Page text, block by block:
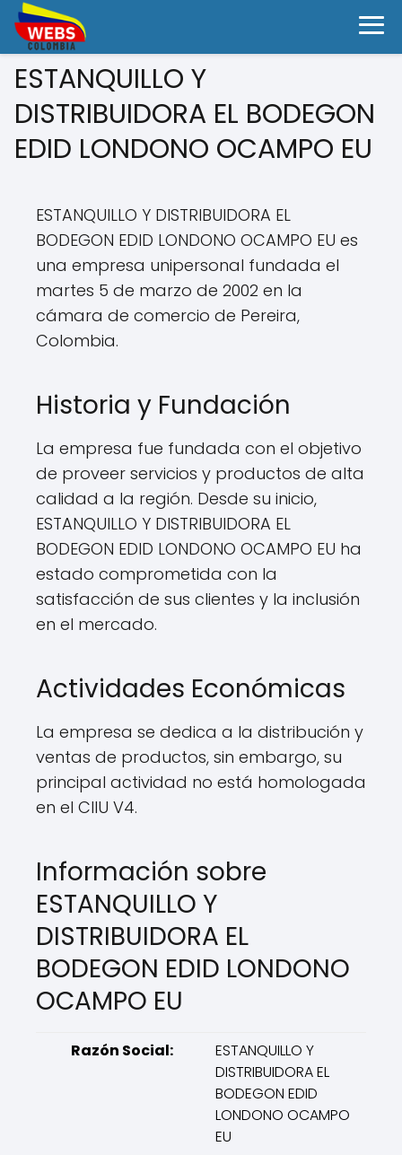
ESTANQUILLO Y
DISTRIBUIDORA EL BODEGON
EDID LONDONO OCAMPO EU
ESTANQUILLO Y DISTRIBUIDORA EL
BODEGON EDID LONDONO OCAMPO EU es
una empresa unipersonal fundada el
martes 5 de marzo de 2002 en la
cámara de comercio de Pereira,
Colombia.
Historia y Fundación
La empresa fue fundada con el objetivo
de proveer servicios y productos de alta
calidad a la región. Desde su inicio,
ESTANQUILLO Y DISTRIBUIDORA EL
BODEGON EDID LONDONO OCAMPO EU ha
estado comprometida con la
satisfacción de sus clientes y la inclusión
en el mercado.
Actividades Económicas
La empresa se dedica a la distribución y
ventas de productos, sin embargo, su
principal actividad no está homologada
en el CIIU V4.
Información sobre
ESTANQUILLO Y
DISTRIBUIDORA EL
BODEGON EDID LONDONO
OCAMPO EU
Razón Social:
ESTANQUILLO Y
DISTRIBUIDORA EL
BODEGON EDID
LONDONO OCAMPO
EU